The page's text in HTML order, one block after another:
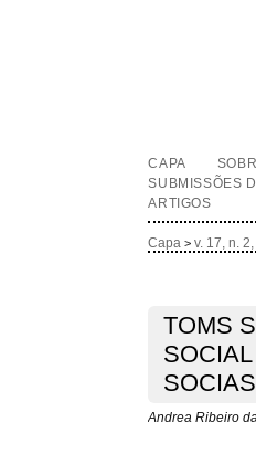
CAPA
SUBMISSÕES
ARTIGOS
Capa >v. 17, n.
TOMS
Andrea Ribeiro